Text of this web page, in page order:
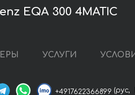
EQA 300 4MATIC
УСЛУГИ
+4917622366899 (рус,